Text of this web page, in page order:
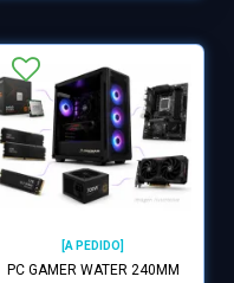
[A PEDIDO]
PC GAMER WATER 240MM